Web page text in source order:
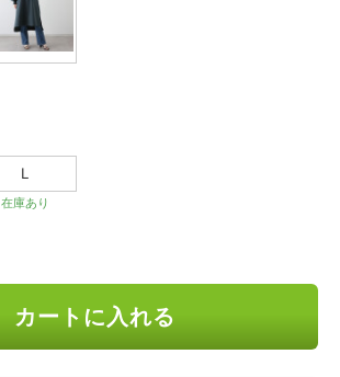
Ｌ
在庫あり
カートに入れる